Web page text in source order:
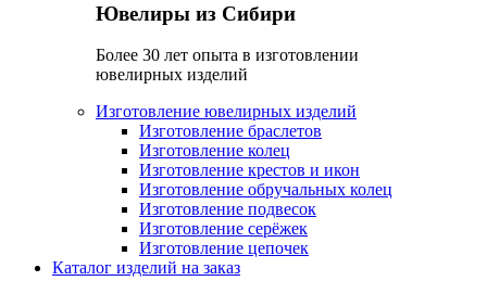
Ювелиры из Сибири
Более 30 лет опыта в изготовлении
ювелирных изделий
Изготовление ювелирных изделий
Изготовление браслетов
Изготовление колец
Изготовление крестов и икон
Изготовление обручальных колец
Изготовление подвесок
Изготовление серёжек
Изготовление цепочек
Каталог изделий на заказ